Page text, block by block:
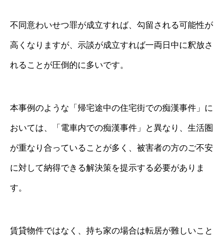
不同意わいせつ罪が成立すれば、勾留される可能性が
高くなりますが、示談が成立すれば一両日中に釈放さ
れることが圧倒的に多いです。
本事例のような「帰宅途中の住宅街での痴漢事件」に
おいては、「電車内での痴漢事件」と異なり、生活圏
が重なり合っていることが多く、被害者の方のご不安
に対して納得できる解決策を提示する必要がありま
す。
賃貸物件ではなく、持ち家の場合は転居が難しいこと